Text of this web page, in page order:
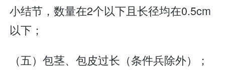
小结节，数量在2个以下且长径均在0.5cm
以下；
（五）包茎、包皮过长（条件兵除外）；